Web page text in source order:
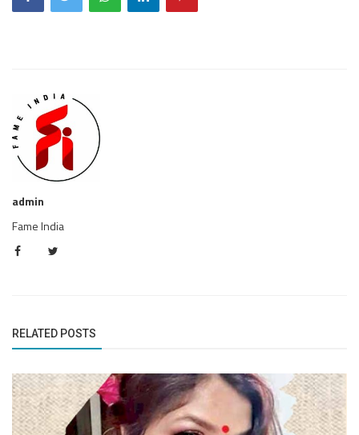
admin
Fame India
RELATED POSTS